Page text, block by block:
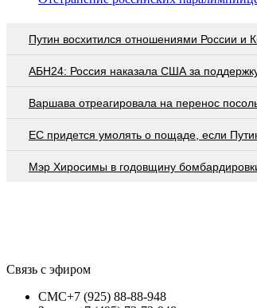
Путин восхитился отношениями России и
АБН24: Россия наказала США за
Варшава отреагировала на перенос
EC придется умолять о пощаде, если
Мэр Хиросимы в годовщину
Связь с эфиром
СМС+7 (925) 88-88-948